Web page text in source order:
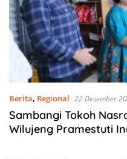
Berita, Regional 22 Desember
Sambangi Tokoh
Wilujeng Pramestuti